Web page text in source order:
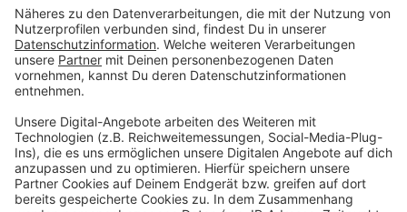
Kinderschutzbund bereitet sich auf Melde-
Welle vor
Anzeige
Die Berater:innen beim Kinderschutzbund in Rheine
bereiten sich auf eine Meldewelle vor. "Kindergärten,
die Schulkinder an die Schulen abgeben, werden mehr